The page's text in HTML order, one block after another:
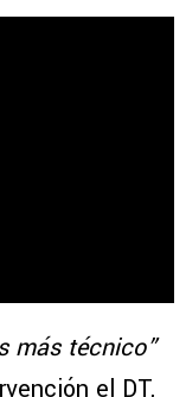
más técnico”
el DT,